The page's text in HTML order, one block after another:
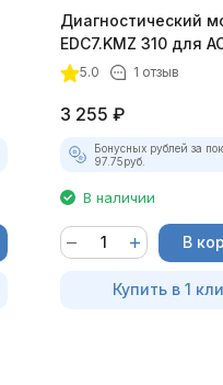
Диагностический
EDC7.KMZ 310 для
5.0 1 отзыв
3 255 ₽
Бонусных рублей за
97.75руб.
В наличии
В
Купить в 1